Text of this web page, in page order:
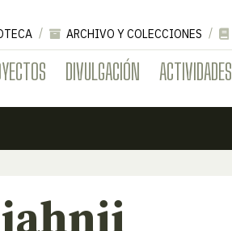
DIVULGACIÓN ACTIVIDADES
ARCHIVO Y COLECCIONES